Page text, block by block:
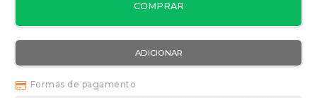
COMPRAR
ADICIONAR
Formas de pagamento